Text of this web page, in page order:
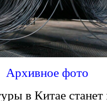
Архивное фото
в Китае